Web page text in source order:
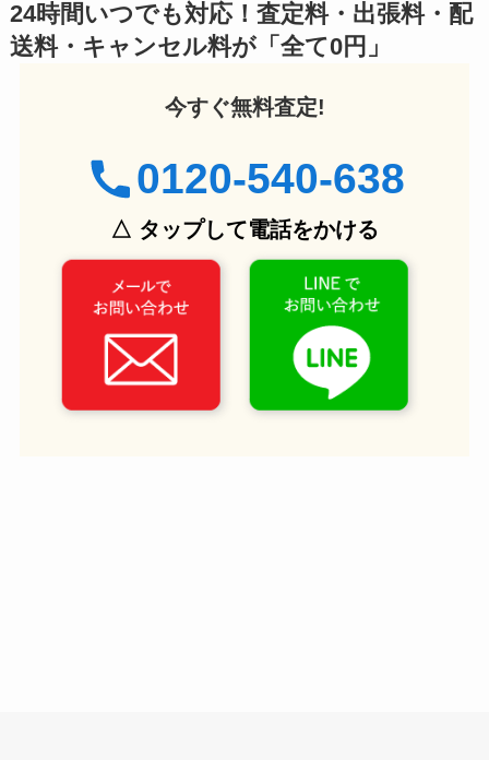
24時間いつでも対応！査定料・出張料・配
送料・キャンセル料が「全て0円」
今すぐ無料査定!
0120-540-638
△ タップして電話をかける